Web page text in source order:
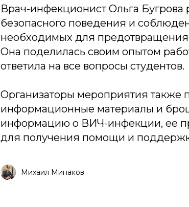
Врач-инфекционист Ольга Бугрова
безопасного поведения и
необходимых для
Она поделилась своим опытом
ответила на все вопросы студентов.
Организаторы мероприятия также
информационные материалы и
информацию о ВИЧ-инфекции, ее
для получения помощи и
Михаил Минаков